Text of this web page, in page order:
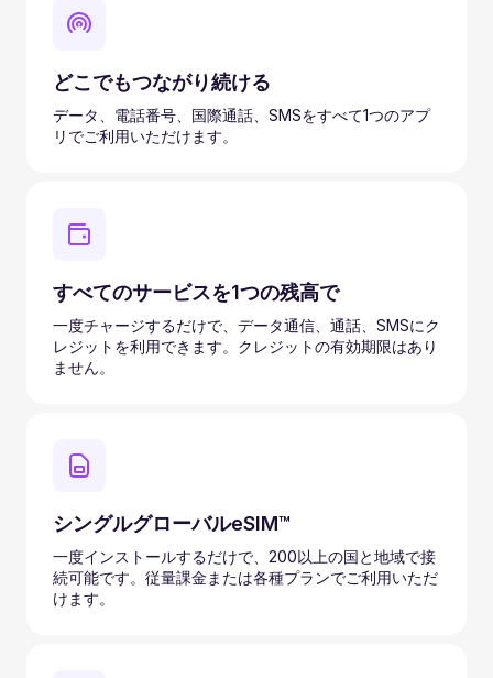
どこでもつながり続ける
データ、電話番号、国際通話、SMSをすべて1つのアプ
リでご利用いただけます。
すべてのサービスを1つの残高で
一度チャージするだけで、データ通信、通話、SMSにク
レジットを利用できます。クレジットの有効期限はあり
ません。
シングルグローバルeSIM™
一度インストールするだけで、200以上の国と地域で接
続可能です。従量課金または各種プランでご利用いただ
けます。